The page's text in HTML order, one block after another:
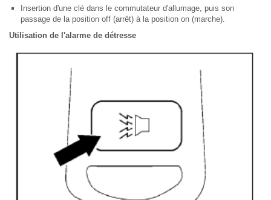
Insertion d'une clé dans le commutateur d'allumage, puis son
passage de la position off (arrêt) à la position on (marche).
Utilisation de l'alarme de détresse